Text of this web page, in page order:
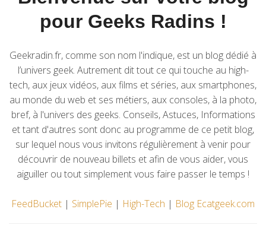
pour Geeks Radins !
Geekradin.fr, comme son nom l'indique, est un blog dédié à
l’univers geek. Autrement dit tout ce qui touche au high-
tech, aux jeux vidéos, aux films et séries, aux smartphones,
au monde du web et ses métiers, aux consoles, à la photo,
bref, à l'univers des geeks. Conseils, Astuces, Informations
et tant d'autres sont donc au programme de ce petit blog,
sur lequel nous vous invitons régulièrement à venir pour
découvrir de nouveau billets et afin de vous aider, vous
aiguiller ou tout simplement vous faire passer le temps !
FeedBucket | SimplePie | High-Tech | Blog Ecatgeek.com